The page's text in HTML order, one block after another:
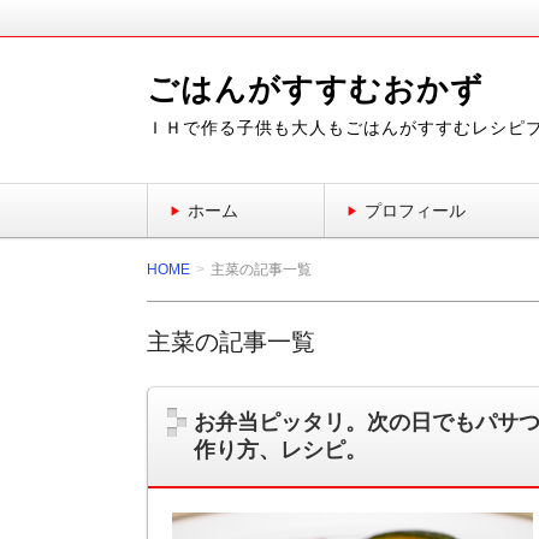
ごはんがすすむおかず
ＩＨで作る子供も大人もごはんがすすむレシピ
ホーム プロフィール
HOME 主菜の記事一覧
主菜の記事一覧
お弁当ピッタリ。次の日でもパサ
作り方、レシピ。